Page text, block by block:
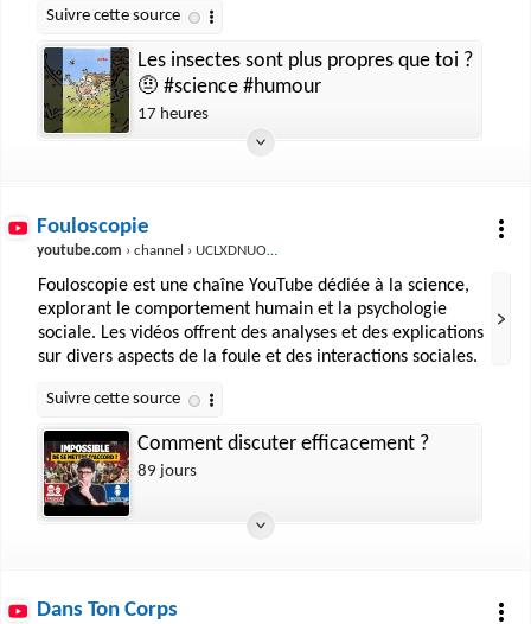
Les insectes sont plus propres que toi ?
🤨 #science #humour
17 heures
Fouloscopie
youtube.com › channel › UCLXDNUOO3EQ80VmD9nQBHPg
Fouloscopie est une chaîne YouTube dédiée à la science,
explorant le comportement humain et la psychologie
sociale. Les vidéos offrent des analyses et des explications
sur divers aspects de la foule et des interactions sociales.
Comment discuter efficacement ?
89 jours
Dans Ton Corps